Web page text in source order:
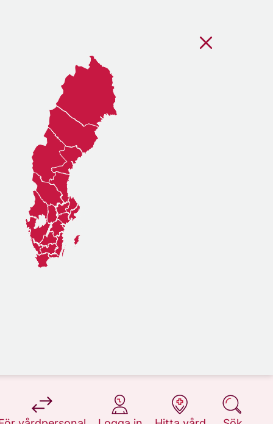
på 1177.se
på 1177.se
på 1177.se
på 1177.se